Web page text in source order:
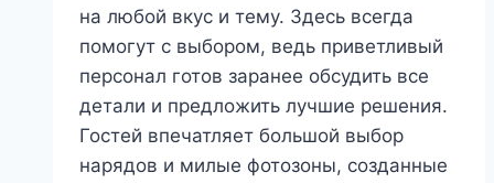
на любой вкус и тему. Здесь всегда
помогут с выбором, ведь приветливый
персонал готов заранее обсудить все
детали и предложить лучшие решения.
Гостей впечатляет большой выбор
нарядов и милые фотозоны, созданные